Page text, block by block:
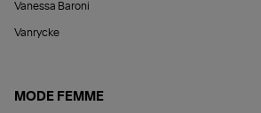
Vanessa Baroni
Vanrycke
MODE FEMME